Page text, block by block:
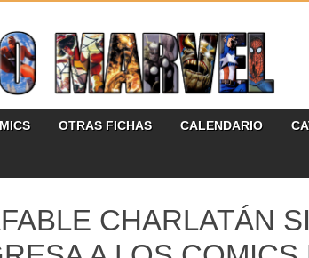
OTRAS FICHAS CALENDARIO
CHARLATÁN